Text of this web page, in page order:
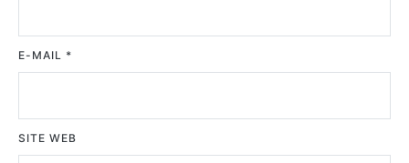
E-MAIL *
SITE WEB